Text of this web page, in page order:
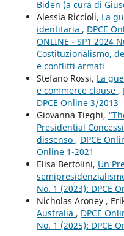
Biden (a cura di
Alessia Riccioli, La
identitaria , DPCE
ONLINE - SP1 2024
Costituzionalismo,
e conflitti armati
Stefano Rossi, La
e commerce clause ,
DPCE Online 3/2013
Giovanna Tieghi,
Presidential
dissenso , DPCE
Online 1-2021
Elisa Bertolini, Un
No. 1 (2023): DPCE
Nicholas Aroney ,
Australia , DPCE
No. 1 (2025): DPCE